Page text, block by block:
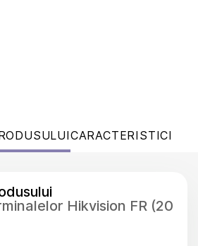
CARACTERISTICI
Hikvision FR (20